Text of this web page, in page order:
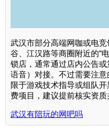
武汉市部分高端网咖或电
谷、江汉路等商圈附近的“
锁店，通常通过店内公告
语音）对接。不过需要注
限于游戏技术指导或组队
费项目，建议提前核实资质
武汉有陪玩的网吧吗